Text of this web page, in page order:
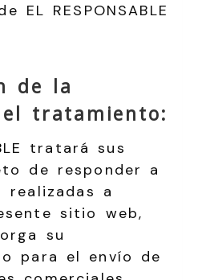
EL RESPONSABLE
de la
tratamiento:
tratará sus
de responder a
realizadas a
sitio web,
su
para el envío de